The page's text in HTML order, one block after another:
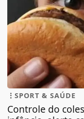
SPORT & SAÚDE
Controle do